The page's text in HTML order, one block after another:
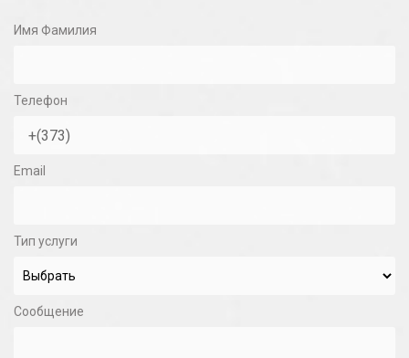
Имя Фамилия
Телефон
Email
Тип услуги
Сообщение